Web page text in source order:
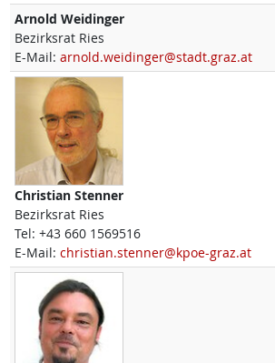
Arnold Weidinger
Bezirksrat Ries
E-Mail: arnold.weidinger@stadt.graz.at
Christian Stenner
Bezirksrat Ries
Tel: +43 660 1569516
E-Mail: christian.stenner@kpoe-graz.at